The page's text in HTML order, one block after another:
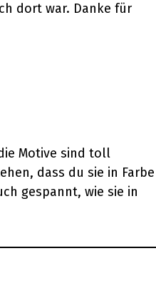
dort war. Danke für
Motive sind toll
dass du sie in Farbe
gespannt, wie sie in